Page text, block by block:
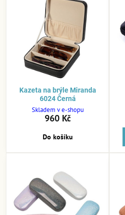
Kazeta na brýle Miranda
6024 Černá
Skladem v e-shopu
960 Kč
Do košíku